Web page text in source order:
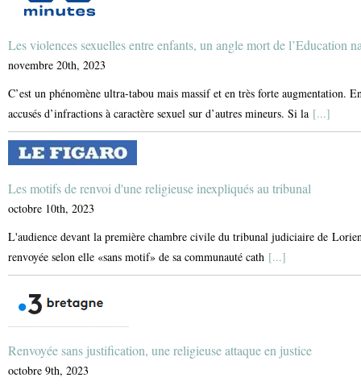
Les violences sexuelles entre enfants, un angle mort de l’Education
novembre 20th, 2023
C’est un phénomène ultra-tabou mais massif et en très forte augmentation.
accusés d’infractions à caractère sexuel sur d’autres mineurs. Si la [...]
Les motifs de renvoi d'une religieuse inexpliqués au tribunal
octobre 10th, 2023
L'audience devant la première chambre civile du tribunal judiciaire de
renvoyée selon elle «sans motif» de sa communauté cath [...]
Renvoyée sans justification, une religieuse attaque en justice
octobre 9th, 2023